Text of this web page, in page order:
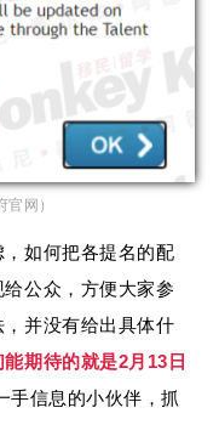
官网）
如何把各提名的配
公众，方便大家参
并没有给出具体什
期待的就是2月13日
手信息的小伙伴，抓